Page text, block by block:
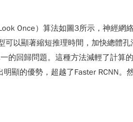
Once）算法如圖3所示，神經
可以顯著縮短推理時間，加快總體
的回歸問題。這種方法減輕了計算
顯的優勢，超越了Faster RCNN。